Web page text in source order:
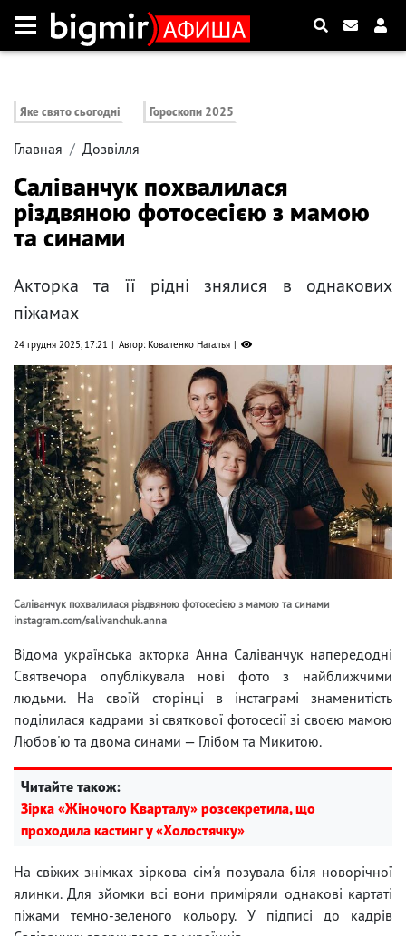
Яке свято сьогодні Гороскопи 2025
Главная Дозвілля
Саліванчук похвалилася
різдвяною фотосесією з мамою
та синами
Акторка та її рідні знялися в однакових
піжамах
24 грудня 2025, 17:21 Автор: Коваленко Наталья
Саліванчук похвалилася різдвяною фотосесією з мамою та синами
instagram.com/salivanchuk.anna
Відома українська акторка Анна Саліванчук напередодні
Святвечора опублікувала нові фото з найближчими
людьми. На своїй сторінці в інстаграмі знаменитість
поділилася кадрами зі святкової фотосесії зі своєю мамою
Любов'ю та двома синами — Глібом та Микитою.
Читайте також:
Зірка «Жіночого Кварталу» розсекретила, що
проходила кастинг у «Холостячку»
На свіжих знімках зіркова сім'я позувала біля новорічної
ялинки. Для зйомки всі вони приміряли однакові картаті
піжами темно-зеленого кольору. У підписі до кадрів